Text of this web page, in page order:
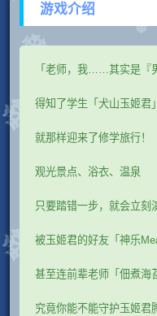
游戏介绍
「老师，我……其实是『
得知了学生「犬山玉姬君
就那样迎来了修学旅行！
观光景点、浴衣、温泉
只要踏错一步，就会立刻
被玉姬君的好友「神乐
甚至连前辈老师「佃煮海
究竟你能不能守护玉姬君